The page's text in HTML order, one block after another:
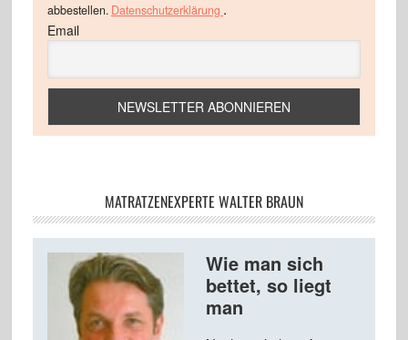
abbestellen. Datenschutzerklärung .
Email
MATRATZENEXPERTE WALTER BRAUN
Wie man sich
bettet, so liegt
man